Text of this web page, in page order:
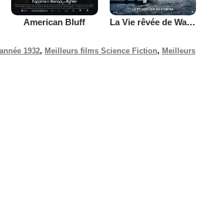
American Bluff La Vie rêvée de Walter Mitty
1932, Meilleurs films Science Fiction, Meilleurs